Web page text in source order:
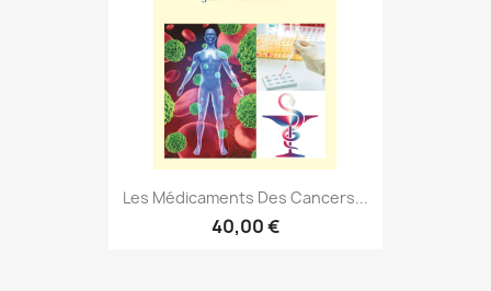
Les Médicaments Des Cancers...
40,00 €